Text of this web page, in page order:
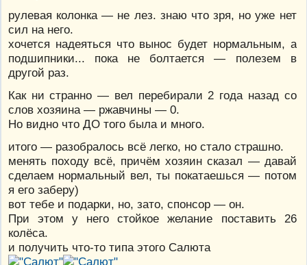
рулевая колонка — не лез. знаю что зря, но уже нет
сил на него.
хочется надеяться что вынос будет нормальным, а
подшипники... пока не болтается — полезем в
другой раз.
Как ни странно — вел перебирали 2 года назад со
слов хозяина — ржавчины — 0.
Но видно что ДО того была и много.
итого — разобралось всё легко, но стало страшно.
менять походу всё, причём хозяин сказал — давай
сделаем нормальный вел, ты покатаешься — потом
я его заберу)
вот тебе и подарки, но, зато, спонсор — он.
При этом у него стойкое желание поставить 26
колёса.
и получить что-то типа этого Салюта